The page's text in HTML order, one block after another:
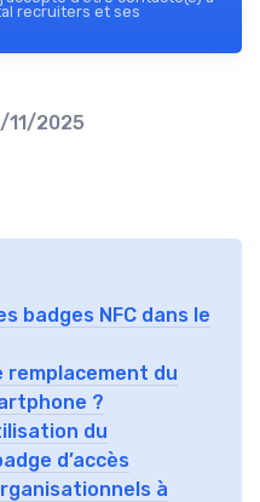
recruiters et ses
11/2025
badges NFC dans le
remplacement du
?
du
d’accès
à